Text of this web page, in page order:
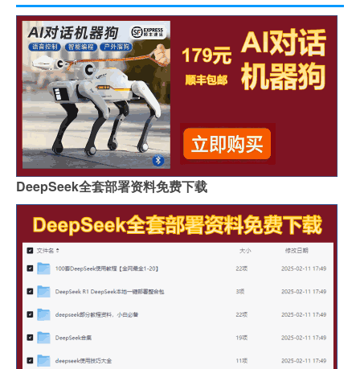
DeepSeek全套部署资料免费下载